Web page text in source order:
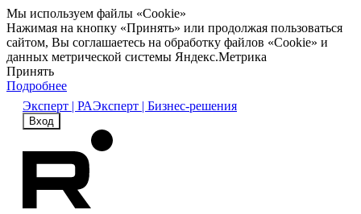
Мы используем файлы «Cookie»
Нажимая на кнопку «Принять» или продолжая пользоваться
сайтом, Вы соглашаетесь на обработку файлов «Cookie» и
данных метрической системы Яндекс.Метрика
Принять
Подробнее
Эксперт | РАЭксперт | Бизнес-решения
Вход